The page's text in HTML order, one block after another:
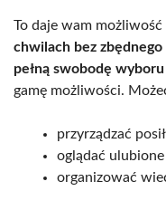
To daje wam możliwość
chwilach bez zbędnego
pełną swobodę
gamę możliwości.
przyrządzać
oglądać
organizować